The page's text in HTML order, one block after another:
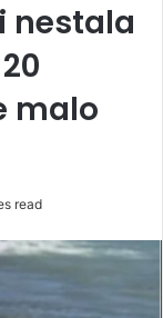
nestala
malo
read